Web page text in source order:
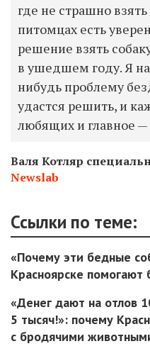
где не страшно
питомцах есть
решение взять
в ушедшем году. Я
нибудь проблему
удастся решить, и
любящих и главное —
Валя Котляр
Newslab
Ссылки по теме:
«Почему эти бедные
Красноярске
«Денег дают на отлов
5 тысяч!»: почему
с бродячими